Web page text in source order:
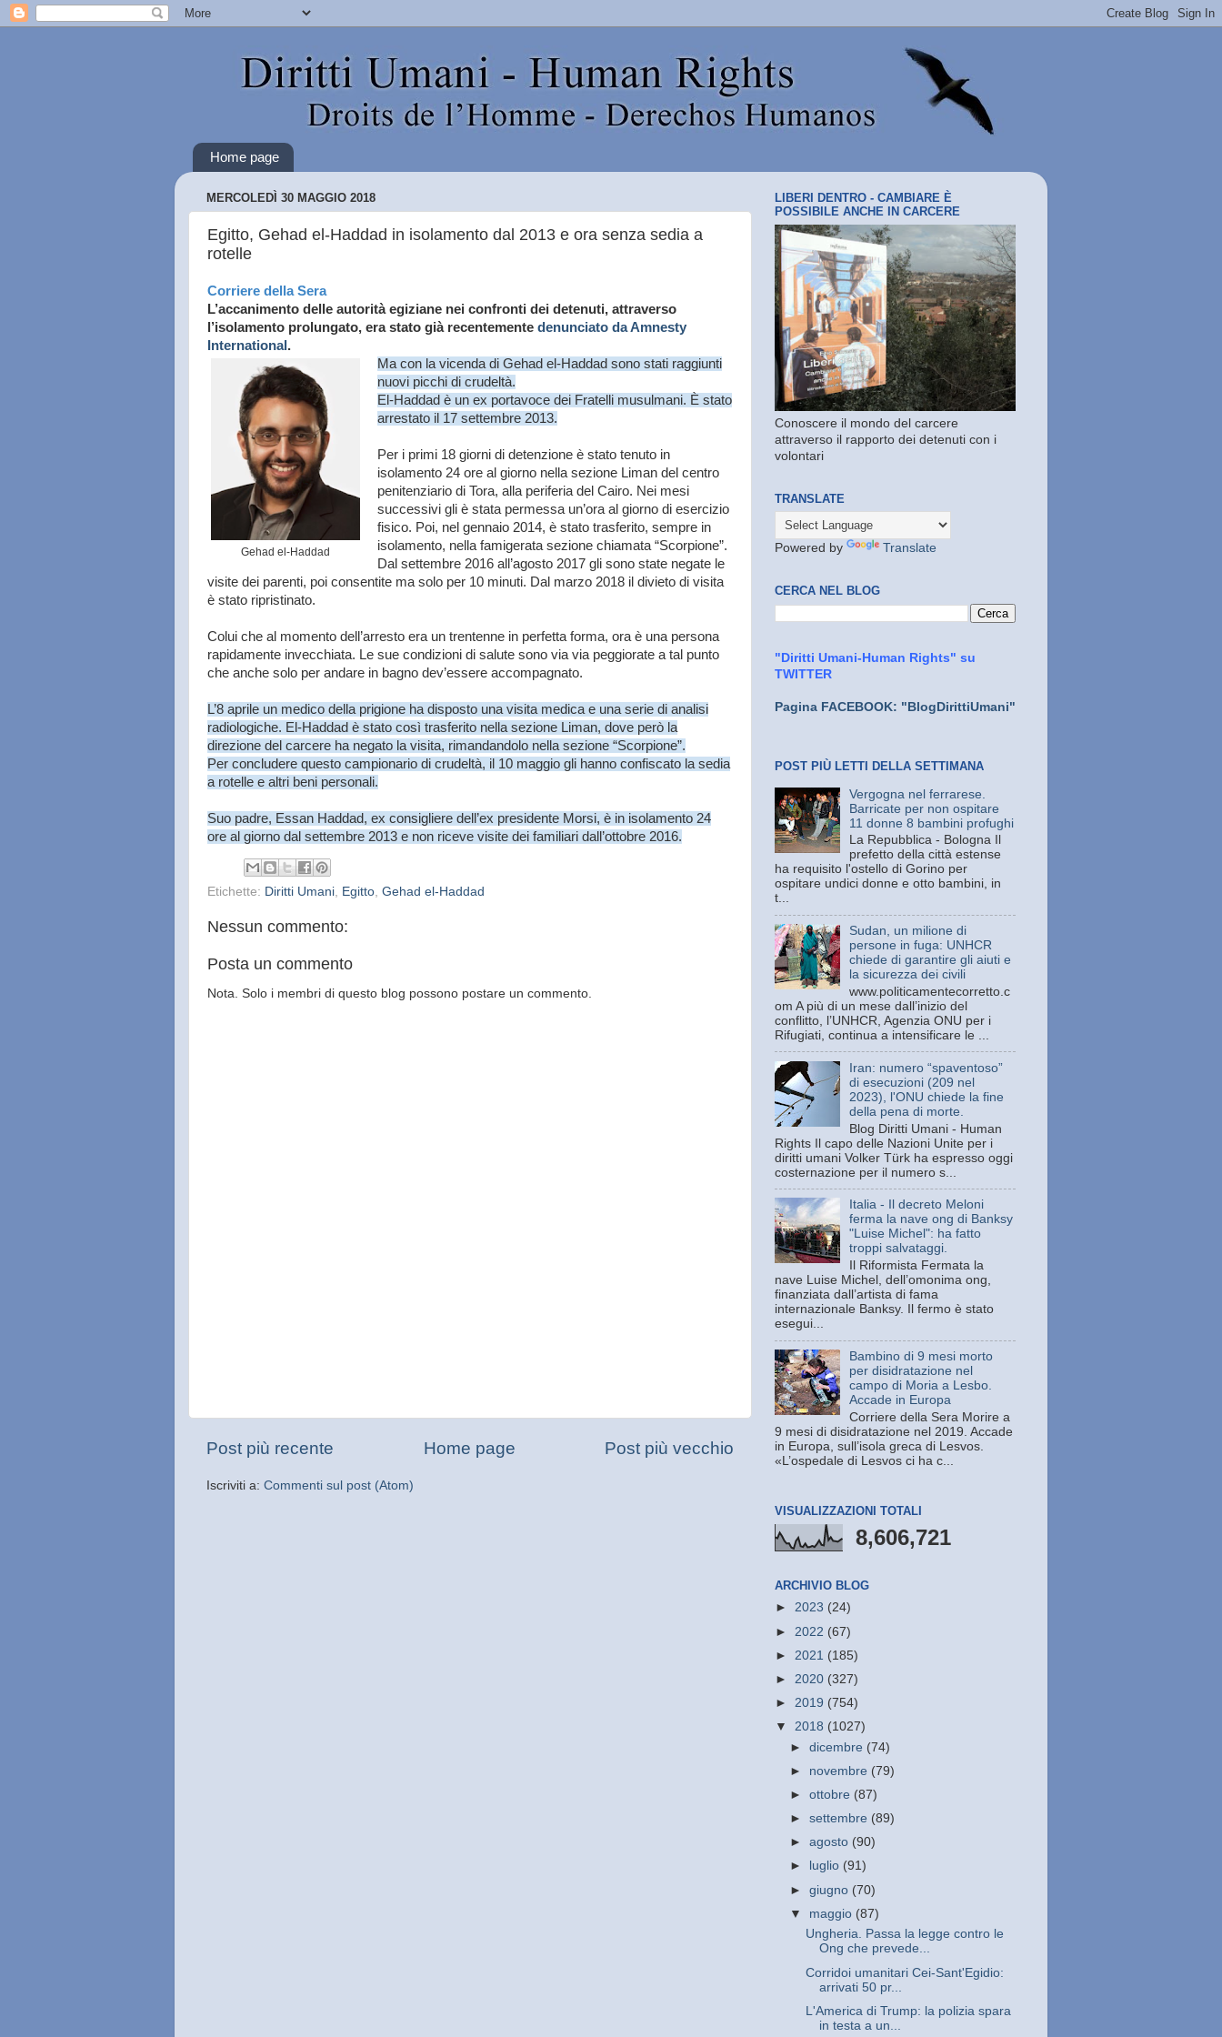
Home page
MERCOLEDÌ 30 MAGGIO 2018
Egitto, Gehad el-Haddad in isolamento dal 2013 e ora senza sedia a
rotelle
Corriere della Sera
L’accanimento delle autorità egiziane nei confronti dei detenuti, attraverso
l’isolamento prolungato, era stato già recentemente denunciato da Amnesty
International .
Gehad el-Haddad
Ma con la vicenda di Gehad el-Haddad sono stati raggiunti
nuovi picchi di crudeltà.
El-Haddad è un ex portavoce dei Fratelli musulmani. È stato
arrestato il 17 settembre 2013.
Per i primi 18 giorni di detenzione è stato tenuto in
isolamento 24 ore al giorno nella sezione Liman del centro
penitenziario di Tora, alla periferia del Cairo. Nei mesi
successivi gli è stata permessa un’ora al giorno di esercizio
fisico. Poi, nel gennaio 2014, è stato trasferito, sempre in
isolamento, nella famigerata sezione chiamata “Scorpione”.
Dal settembre 2016 all’agosto 2017 gli sono state negate le
visite dei parenti, poi consentite ma solo per 10 minuti. Dal marzo 2018 il divieto di visita
è stato ripristinato.
Colui che al momento dell’arresto era un trentenne in perfetta forma, ora è una persona
rapidamente invecchiata. Le sue condizioni di salute sono via via peggiorate a tal punto
che anche solo per andare in bagno dev’essere accompagnato.
L’8 aprile un medico della prigione ha disposto una visita medica e una serie di analisi
radiologiche. El-Haddad è stato così trasferito nella sezione Liman, dove però la
direzione del carcere ha negato la visita, rimandandolo nella sezione “Scorpione”.
Per concludere questo campionario di crudeltà, il 10 maggio gli hanno confiscato la sedia
a rotelle e altri beni personali.
Suo padre, Essan Haddad, ex consigliere dell’ex presidente Morsi, è in isolamento 24
ore al giorno dal settembre 2013 e non riceve visite dei familiari dall’ottobre 2016.
Etichette: Diritti Umani Egitto Gehad el-Haddad
Nessun commento:
Posta un commento
Nota. Solo i membri di questo blog possono postare un commento.
Post più recente Post più vecchio
Home page
Iscriviti a: Commenti sul post (Atom)
LIBERI DENTRO - CAMBIARE È
POSSIBILE ANCHE IN CARCERE
Conoscere il mondo del carcere
attraverso il rapporto dei detenuti con i
volontari
TRANSLATE
Powered by Translate
CERCA NEL BLOG
"Diritti Umani-Human Rights" su
TWITTER
Pagina FACEBOOK: "BlogDirittiUmani"
POST PIÙ LETTI DELLA SETTIMANA
Vergogna nel ferrarese.
Barricate per non ospitare
11 donne 8 bambini profughi
La Repubblica - Bologna Il
prefetto della città estense
ha requisito l'ostello di Gorino per
ospitare undici donne e otto bambini, in
t...
Sudan, un milione di
persone in fuga: UNHCR
chiede di garantire gli aiuti e
la sicurezza dei civili
www.politicamentecorretto.c
om A più di un mese dall’inizio del
conflitto, l’UNHCR, Agenzia ONU per i
Rifugiati, continua a intensificare le ...
Iran: numero “spaventoso”
di esecuzioni (209 nel
2023), l'ONU chiede la fine
della pena di morte.
Blog Diritti Umani - Human
Rights Il capo delle Nazioni Unite per i
diritti umani Volker Türk ha espresso oggi
costernazione per il numero s...
Italia - Il decreto Meloni
ferma la nave ong di Banksy
"Luise Michel": ha fatto
troppi salvataggi.
Il Riformista Fermata la
nave Luise Michel, dell’omonima ong,
finanziata dall’artista di fama
internazionale Banksy. Il fermo è stato
esegui...
Bambino di 9 mesi morto
per disidratazione nel
campo di Moria a Lesbo.
Accade in Europa
Corriere della Sera Morire a
9 mesi di disidratazione nel 2019. Accade
in Europa, sull’isola greca di Lesvos.
«L’ospedale di Lesvos ci ha c...
VISUALIZZAZIONI TOTALI
8,606,721
ARCHIVIO BLOG
► 2023 (24)
► 2022 (67)
► 2021 (185)
► 2020 (327)
► 2019 (754)
▼ 2018 (1027)
►dicembre (74)
► novembre (79)
►ottobre (87)
►settembre (89)
►agosto (90)
►
luglio (91)
►giugno (70)
▼ maggio (87)
Ungheria. Passa la legge contro le
Ong che prevede...
Corridoi umanitari Cei-Sant'Egidio:
arrivati 50 pr...
L'America di Trump: la polizia spara
in testa a un...